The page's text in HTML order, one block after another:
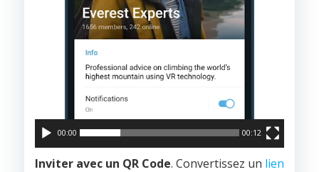
00:00 00:12
Inviter avec un QR Code. Convertissez un lien